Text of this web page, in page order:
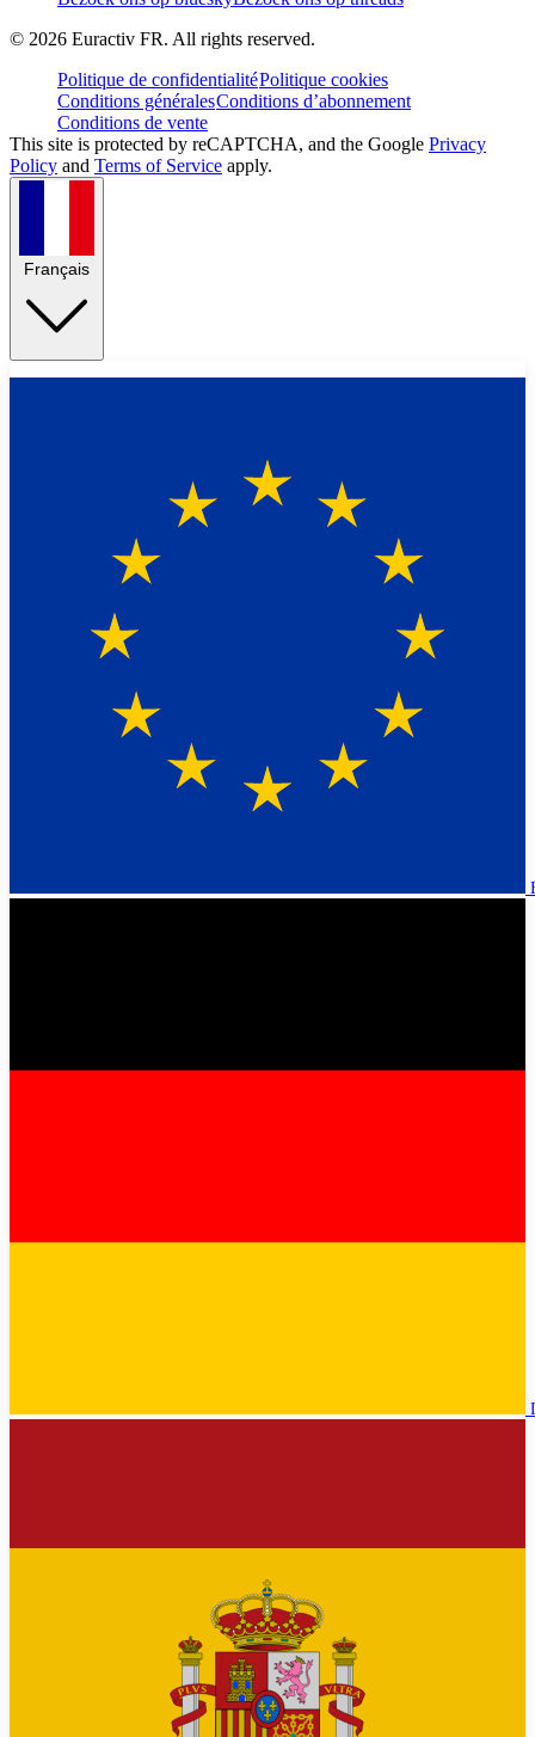
© 2026 Euractiv FR. All rights reserved.
Politique de confidentialitéPolitique cookies
Conditions généralesConditions d’abonnement
Conditions de vente
This site is protected by reCAPTCHA, and the Google Privacy
Policy and Terms of Service apply.
Français